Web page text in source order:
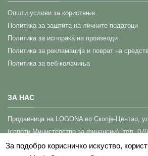
Општи услови за користење
Политика за заштита на личните податоци
Политика за испорака на производи
Политика за рекламација и поврат на
Политика за веб-колачиња
ЗА НАС
Прoдавница на LOGONA во Скопје-Центар,
(спроти Министерство за финансии), тел.
КОНТАКТ (Корисничка поддршка)
За подобро корисничко искуство,